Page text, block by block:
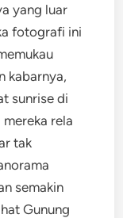
yang luar
fotografi ini
kabarnya,
sunrise di
rela
tak
semakin
Gunung